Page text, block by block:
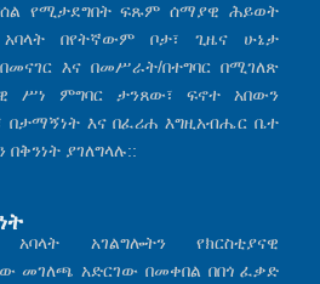
የሚታደግበት ፍጹም ሰማያዊ ሕይወት
አባላት በየትኛውም ቦታ፣ ጊዜና ሁኔታ
እና በመሥራት/በተግባር በሚገለጽ
ሥነ ምግባር ታንጸው፣ ፍኖተ አበውን
በታማኝነት እና በፈሪሐ እግዚአብሔር ቤተ
በቅንነት ያገለግላሉ::
አባላት አገልግሎትን የክርስቲያናዊ
መገለጫ አድርገው በመቀበል በበጎ ፈቃድ